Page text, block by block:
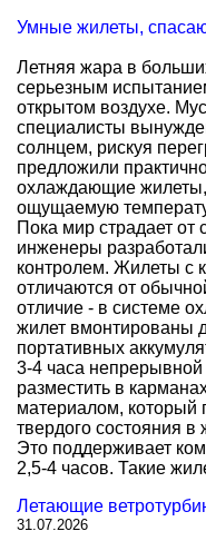
Умные жилеты,
Летняя жара в
серьезным
открытом воздухе.
специалисты
солнцем, рискуя
предложили
охлаждающие жилеты,
ощущаемую
Пока мир страдает от
инженеры
контролем. Жилеты с
отличаются от
отличие - в системе
жилет вмонтированы
портативных
3-4 часа
разместить в
материалом, который
твердого состояния в
Это поддерживает
2,5-4 часов. Такие
Летающие
31.07.2026